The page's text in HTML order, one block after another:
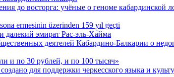
до восторга: учёные о геноме кабардинской
ermesinin üzerinden 159 yıl geçti
далекий эмират Рас-эль-Ха́йма
деятелей Кабардино-Балкарии о
и по 30 рублей, и по 100 тысяч»
для поддержки черкесского языка и